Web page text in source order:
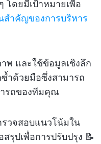
โดยมีเป้าหมายเพื่อ
สำคัญของการบริหาร
พ และใช้ข้อมูลเชิงลึก
ำด้วยมือซึ่งสามารถ
รถของทีมคุณ
วจสอบแนวโน้มใน
รุปเพื่อการปรับปรุง 📝